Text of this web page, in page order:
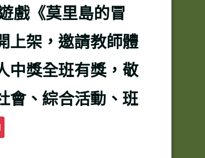
戲《莫里島的冒
上架，邀請教師體
中獎全班有獎，敬
會、綜合活動、班